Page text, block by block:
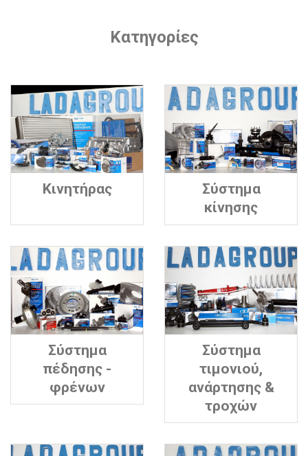
Κατηγορίες
Κινητήρας
Σύστημα
κίνησης
Σύστημα
πέδησης -
φρένων
Σύστημα
τιμονιού,
ανάρτησης &
τροχών